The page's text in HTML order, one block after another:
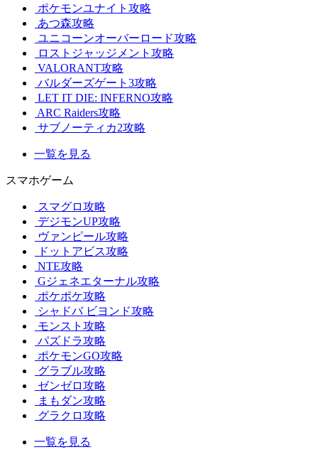
ポケモンユナイト攻略
あつ森攻略
ユニコーンオーバーロード攻略
ロストジャッジメント攻略
VALORANT攻略
バルダーズゲート3攻略
LET IT DIE: INFERNO攻略
ARC Raiders攻略
サブノーティカ2攻略
一覧を見る
スマホゲーム
スマグロ攻略
デジモンUP攻略
ヴァンピール攻略
ドットアビス攻略
NTE攻略
Gジェネエターナル攻略
ポケポケ攻略
シャドバ ビヨンド攻略
モンスト攻略
パズドラ攻略
ポケモンGO攻略
グラブル攻略
ゼンゼロ攻略
まもダン攻略
グラクロ攻略
一覧を見る